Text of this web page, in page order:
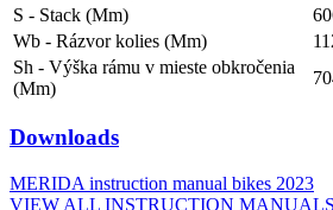
S - Stack (Mm)
Wb - Rázvor kolies (Mm)
Sh - Výška rámu v mieste obkročenia
(Mm)
Downloads
MERIDA instruction manual bikes 2023
VIEW ALL INSTRUCTION MANUALS